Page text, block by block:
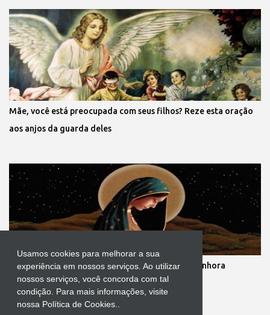
Usamos cookies para melhorar a sua
experiência em nossos serviços. Ao utilizar
nossos serviços, você concorda com tal
condição. Para mais informações, visite
nossa Política de Cookies..
Mãe, você está preocupada com seus filhos? Reze esta oração
aos anjos da guarda deles
Novena dos nove meses de gestação de Nossa Senhora